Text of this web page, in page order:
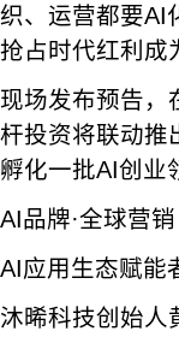
织、运营都要AI
抢占时代红利成
现场发布预告，
杆投资将联动
孵化一批AI创业
AI品牌·全球营销
AI应用生态赋能
沐晞科技创始人